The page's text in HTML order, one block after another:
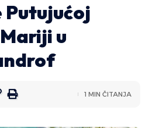
Putujućoj
u
1 MIN ČITANJA